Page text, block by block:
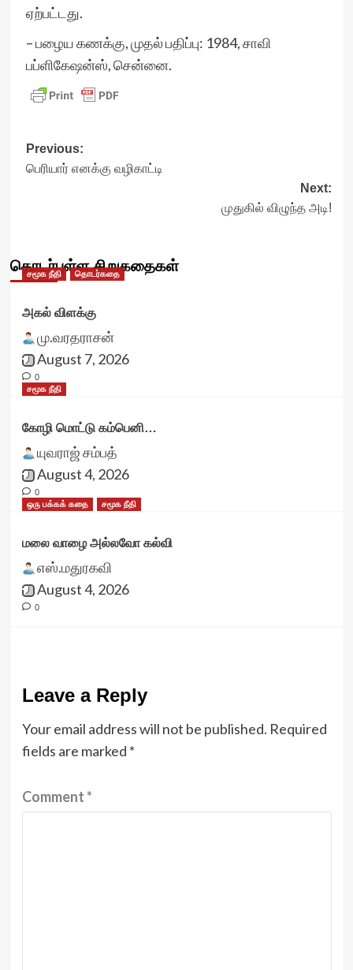
ஏற்பட்டது.
– பழைய கணக்கு, முதல் பதிப்பு: 1984, சாவி
பப்ளிகேஷன்ஸ், சென்னை.
Post
navigation
Previous:
பெரியார் எனக்கு வழிகாட்டி
Next:
முதுகில் விழுந்த அடி!
தொடர்புள்ள சிறுகதைகள்
சமூக நீதி தொடர்கதை
அகல் விளக்கு
மு.வரதராசன்
August 7, 2026
0
சமூக நீதி
கோழி மொட்டு கம்பெனி…
யுவராஜ் சம்பத்
August 4, 2026
0
ஒரு பக்கக் கதை
சமூக நீதி
மலை வாழை அல்லவோ கல்வி
எஸ்.மதுரகவி
August 4, 2026
0
Leave a Reply
Your email address will not be published. Required
fields are marked *
Comment*